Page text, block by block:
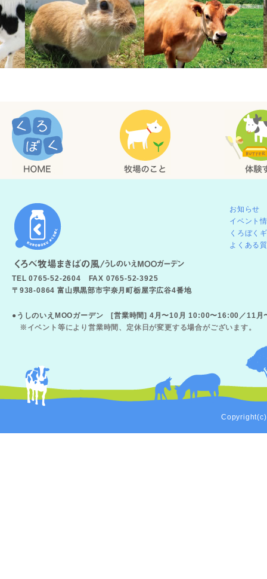
TEL 0765-52-2604 FAX 0765-52-3925
〒938-0864 富山県黒部市宇奈月町栃屋字広谷4番地
お知らせ
イベント
くろぼく
よくある
●うしのいえMOOガーデン [営業時間] 4月〜10月 10:00〜16:00／11
※イベント等により営業時間、定休日が変更する場合がございます。